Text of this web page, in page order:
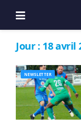
Jour : 18 avril
NEWSLETTER